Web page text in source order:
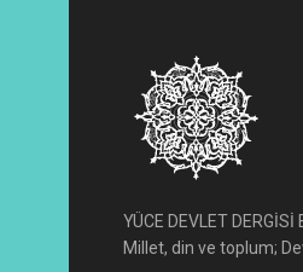
YÜCE DEVLET DERGİSİ
Millet, din ve toplum;